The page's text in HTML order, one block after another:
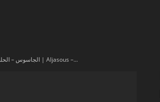
En vidéo : الجاسوس – الحلقة 3 الجزء 3 | Aljasous –...